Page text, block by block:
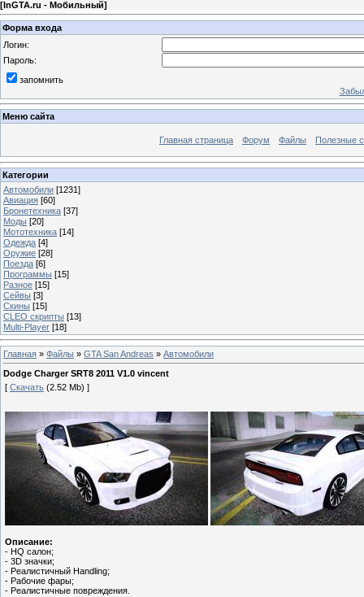
[InGTA.ru - Мобильный]
Форма входа
Логин:
Пароль:
запомнить
Меню сайта
Главная страница Форум Файлы Полезные
Категории
Автомобили [1231]
Авиация [60]
Бронетехника [37]
Моды [20]
Мототехника [14]
Одежда [4]
Оружие [28]
Поезда [6]
Программы [15]
Разное [15]
Сейвы [3]
Скины [15]
CLEO скрипты [13]
Multi-Player [18]
Главная » Файлы » GTA San Andreas » Автомобили
Dodge Charger SRT8 2011 V1.0 vincent
[ Скачать (2.52 Mb) ]
Описание:
- HQ салон;
- 3D значки;
- Реалистичный Handling;
- Рабочие фары;
- Реалистичные повреждения.